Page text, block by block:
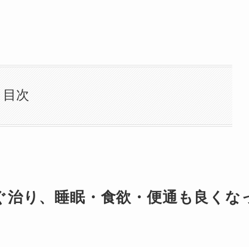
目次
り、睡眠・食欲・便通も良くな